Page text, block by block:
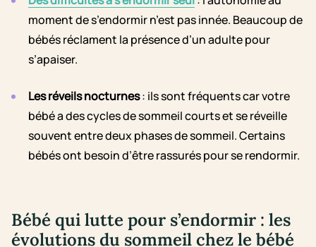
moment de s’endormir n’est pas innée. Beaucoup de
bébés réclament la présence d’un adulte pour
s’apaiser.
Les réveils nocturnes: ils sont fréquents car votre
bébé a des cycles de sommeil courts et se réveille
souvent entre deux phases de sommeil. Certains
bébés ont besoin d’être rassurés pour se rendormir.
Bébé qui lutte pour s’endormir : les
évolutions du sommeil chez le bébé